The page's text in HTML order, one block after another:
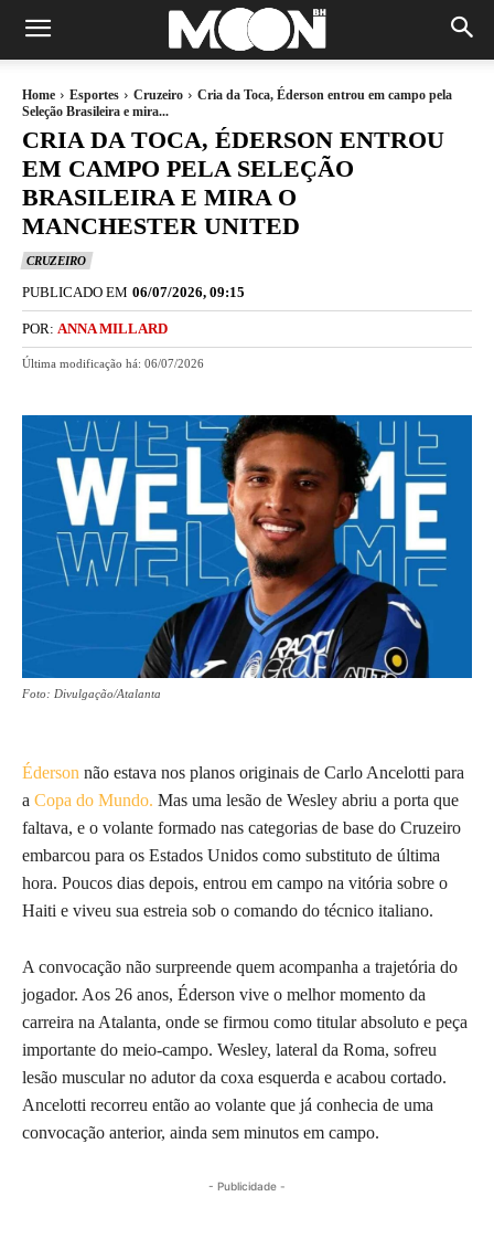
Home Esportes Cruzeiro
Cria da Toca, Éderson entrou em campo pela
Seleção Brasileira e mira...
CRIA DA TOCA, ÉDERSON ENTROU
EM CAMPO PELA SELEÇÃO
BRASILEIRA E MIRA O
MANCHESTER UNITED
CRUZEIRO
PUBLICADO EM 06/07/2026, 09:15
POR: ANNA MILLARD
Última modificação há: 06/07/2026
Foto: Divulgação/Atalanta
Éderson não estava nos planos originais de Carlo Ancelotti para
a Copa do Mundo. Mas uma lesão de Wesley abriu a porta que
faltava, e o volante formado nas categorias de base do Cruzeiro
embarcou para os Estados Unidos como substituto de última
hora. Poucos dias depois, entrou em campo na vitória sobre o
Haiti e viveu sua estreia sob o comando do técnico italiano.
A convocação não surpreende quem acompanha a trajetória do
jogador. Aos 26 anos, Éderson vive o melhor momento da
carreira na Atalanta, onde se firmou como titular absoluto e peça
importante do meio-campo. Wesley, lateral da Roma, sofreu
lesão muscular no adutor da coxa esquerda e acabou cortado.
Ancelotti recorreu então ao volante que já conhecia de uma
convocação anterior, ainda sem minutos em campo.
- Publicidade -